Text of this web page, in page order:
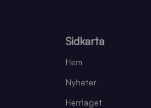
Sidkarta
Hem
Nyheter
Herrlaget